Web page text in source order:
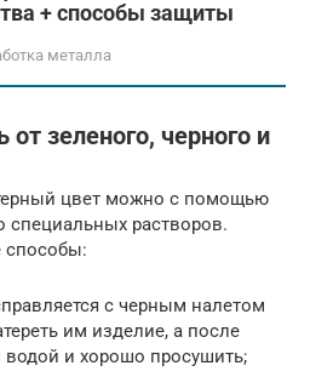
+ способы защиты
металла
зеленого, черного и
цвет можно с помощью
специальных растворов.
способы:
с черным налетом
им изделие, а после
и хорошо просушить;